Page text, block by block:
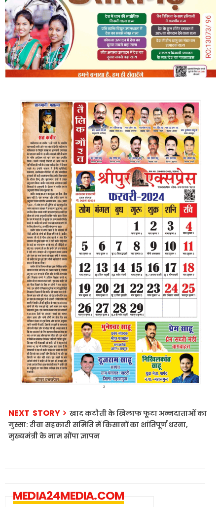
NEXT STORY
​खाद कटौती के खिलाफ फूटा अन्नदाताओं का
गुस्सा: रीवा सहकारी समिति में किसानों का शांतिपूर्ण धरना,
मुख्यमंत्री के नाम सौंपा ज्ञापन
MEDIA24MEDIA.COM